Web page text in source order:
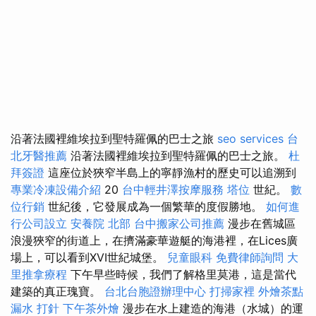
沿著法國裡維埃拉到聖特羅佩的巴士之旅 seo services 台
北牙醫推薦 沿著法國裡維埃拉到聖特羅佩的巴士之旅。 杜
拜簽證 這座位於狹窄半島上的寧靜漁村的歷史可以追溯到
專業冷凍設備介紹 20 台中輕井澤按摩服務 塔位 世紀。 數
位行銷 世紀後，它發展成為一個繁華的度假勝地。 如何進
行公司設立 安養院 北部 台中搬家公司推薦 漫步在舊城區
浪漫狹窄的街道上，在擠滿豪華遊艇的海港裡，在Lices廣
場上，可以看到XVI世紀城堡。 兒童眼科 免費律師詢問 大
里推拿療程 下午早些時候，我們了解格里莫港，這是當代
建築的真正瑰寶。 台北台胞證辦理中心 打掃家裡 外燴茶點
漏水 打針 下午茶外燴 漫步在水上建造的海港（水城）的運